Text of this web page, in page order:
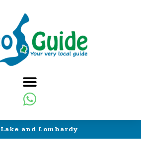
and Lombardy